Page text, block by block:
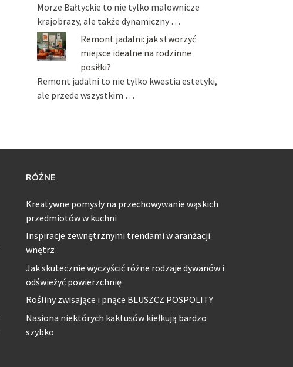
Morze Bałtyckie to nie tylko malownicze
krajobrazy, ale także dynamiczny …
Remont jadalni: jak stworzyć
miejsce idealne na rodzinne
posiłki?
Remont jadalni to nie tylko kwestia estetyki,
ale przede wszystkim …
RÓŻNE
Kreatywne pomysły na przechowywanie wąskich
przedmiotów w kuchni
Inspiracje zewnętrznymi trendami w aranżacji
wnętrz
Jak skutecznie wyczyścić różne rodzaje dywanów i
odświeżyć powierzchnię
Rośliny zwisające i pnące BLUSZCZ POSPOLITY
Nasiona niektórych kaktusów kiełkują bardzo
szybko